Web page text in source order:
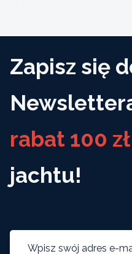
Zapisz się
rabat 100 zł
jachtu!